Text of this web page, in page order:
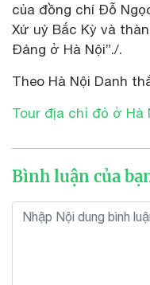
của đồng chí Đỗ
Xứ uỷ Bắc Kỳ và
Đảng ở Hà Nội”./.
Theo Hà Nội Danh
Tour địa chỉ đỏ ở Hà
Bình luận của